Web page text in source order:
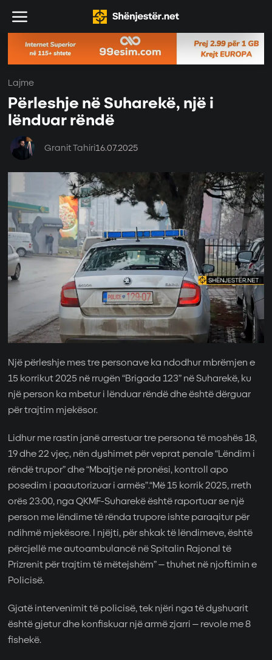
Lajme
Përleshje në Suharekë, një i
lënduar rëndë
Granit Tahiri16.07.2025
Një përleshje mes tre personave ka ndodhur mbrëmjen e
15 korrikut 2025 në rrugën “Brigada 123” në Suharekë, ku
një person ka mbetur i lënduar rëndë dhe është dërguar
për trajtim mjekësor.
Lidhur me rastin janë arrestuar tre persona të moshës 18,
19 dhe 22 vjeç, nën dyshimet për veprat penale “Lëndim i
rëndë trupor” dhe “Mbajtje në pronësi, kontroll apo
posedim i paautorizuar i armës”.“Më 15 korrik 2025, rreth
orës 23:00, nga QKMF-Suharekë është raportuar se një
person me lëndime të rënda trupore ishte paraqitur për
ndihmë mjekësore. I njëjti, për shkak të lëndimeve, është
përcjellë me autoambulancë në Spitalin Rajonal të
Prizrenit për trajtim të mëtejshëm” – thuhet në njoftimin e
Policisë.
Gjatë intervenimit të policisë, tek njëri nga të dyshuarit
është gjetur dhe konfiskuar një armë zjarri – revole me 8
fishekë.